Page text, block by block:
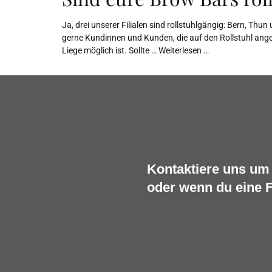
Ja, drei unserer Filialen sind rollstuhlgängig: Bern,
gerne Kundinnen und Kunden, die auf den Rollstuhl
Liege möglich ist. Sollte … Weiterlesen …
Kontaktiere uns
oder wenn du eine